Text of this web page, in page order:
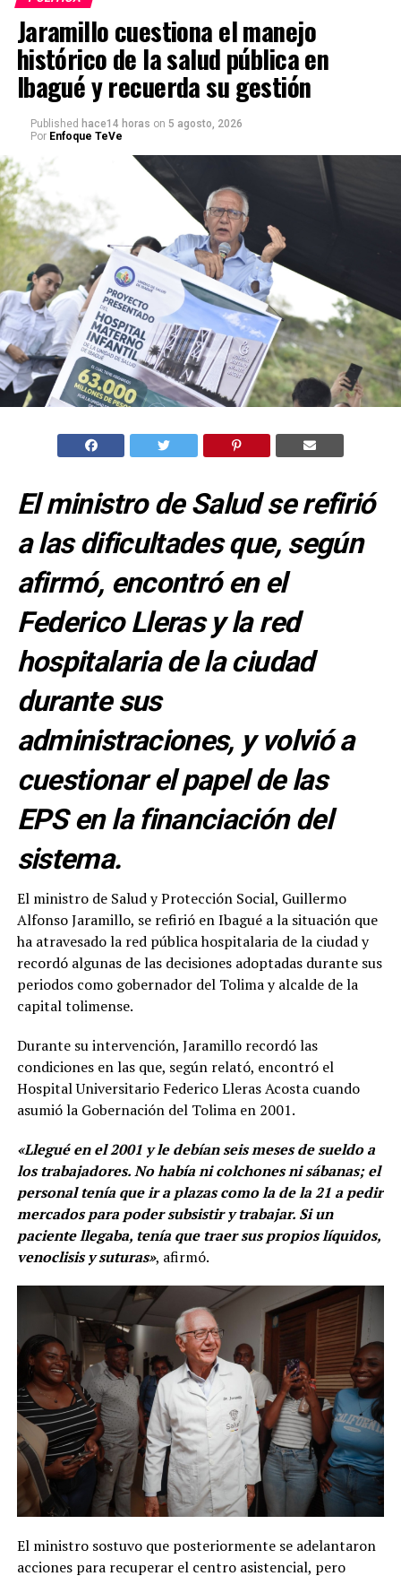
Jaramillo cuestiona el manejo
histórico de la salud pública en
Ibagué y recuerda su gestión
Published hace14 horas on 5 agosto, 2026
Por Enfoque TeVe
El ministro de Salud se refirió
a las dificultades que, según
afirmó, encontró en el
Federico Lleras y la red
hospitalaria de la ciudad
durante sus
administraciones, y volvió a
cuestionar el papel de las
EPS en la financiación del
sistema.
El ministro de Salud y Protección Social, Guillermo
Alfonso Jaramillo, se refirió en Ibagué a la situación que
ha atravesado la red pública hospitalaria de la ciudad y
recordó algunas de las decisiones adoptadas durante sus
periodos como gobernador del Tolima y alcalde de la
capital tolimense.
Durante su intervención, Jaramillo recordó las
condiciones en las que, según relató, encontró el
Hospital Universitario Federico Lleras Acosta cuando
asumió la Gobernación del Tolima en 2001.
«Llegué en el 2001 y le debían seis meses de sueldo a
los trabajadores. No había ni colchones ni sábanas; el
personal tenía que ir a plazas como la de la 21 a pedir
mercados para poder subsistir y trabajar. Si un
paciente llegaba, tenía que traer sus propios líquidos,
venoclisis y suturas», afirmó.
El ministro sostuvo que posteriormente se adelantaron
acciones para recuperar el centro asistencial, pero